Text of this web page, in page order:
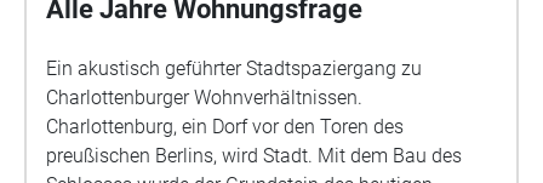
Alle Jahre Wohnungsfrage
Ein akustisch geführter Stadtspaziergang zu
Charlottenburger Wohnverhältnissen.
Charlottenburg, ein Dorf vor den Toren des
preußischen Berlins, wird Stadt. Mit dem Bau des